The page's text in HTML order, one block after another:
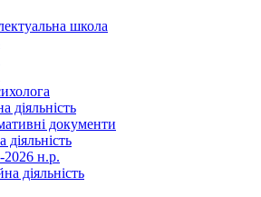
школа
діяльність
документи
діяльність
2026 н.р.
діяльність